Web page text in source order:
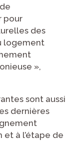
pour
des
logement
»,
sont aussi
dernières
à l’étape de